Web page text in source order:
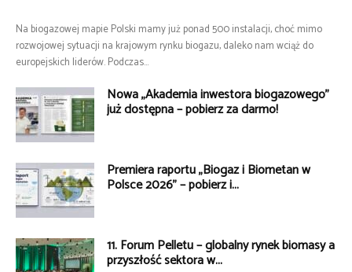
Na biogazowej mapie Polski mamy już ponad 500 instalacji, choć mimo
rozwojowej sytuacji na krajowym rynku biogazu, daleko nam wciąż do
europejskich liderów. Podczas...
Nowa „Akademia inwestora biogazowego”
już dostępna – pobierz za darmo!
Premiera raportu „Biogaz i Biometan w
Polsce 2026” – pobierz i...
11. Forum Pelletu – globalny rynek biomasy a
przyszłość sektora w...